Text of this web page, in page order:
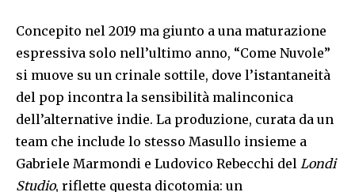
Concepito nel 2019 ma giunto a una maturazione
espressiva solo nell’ultimo anno, “Come Nuvole”
si muove su un crinale sottile, dove l’istantaneità
del pop incontra la sensibilità malinconica
dell’alternative indie. La produzione, curata da un
team che include lo stesso Masullo insieme a
Gabriele Marmondi e Ludovico Rebecchi del Londi
Studio, riflette questa dicotomia: un